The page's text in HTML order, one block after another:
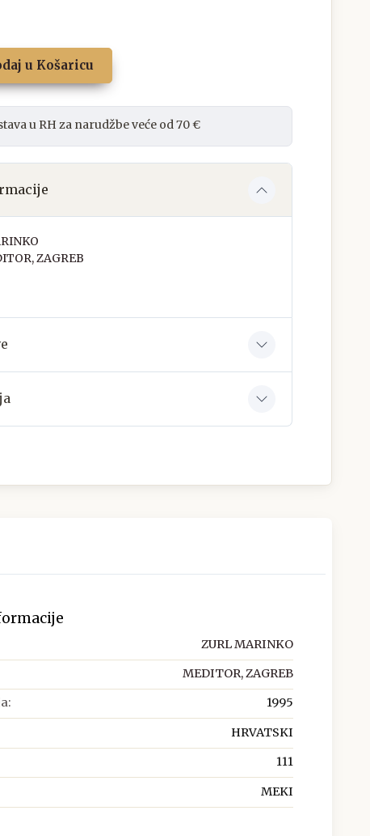
u Košaricu
u RH za narudžbe veće od 70 €
ZAGREB
ZURL MARINKO
MEDITOR, ZAGREB
1995
HRVATSKI
111
MEKI